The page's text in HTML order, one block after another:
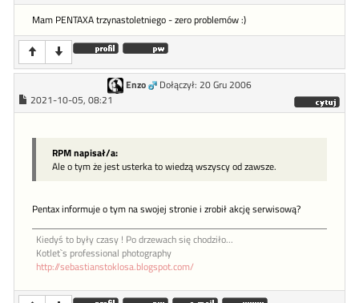
Mam PENTAXA trzynastoletniego - zero problemów :)
Enzo
Dołączył: 20 Gru 2006
2021-10-05, 08:21
RPM napisał/a:
Ale o tym że jest usterka to wiedzą wszyscy od zawsze.
Pentax informuje o tym na swojej stronie i zrobił akcję serwisową?
Kiedyś to były czasy ! Po drzewach się chodziło...
Kotlet`s professional photography
http://sebastianstoklosa.blogspot.com/